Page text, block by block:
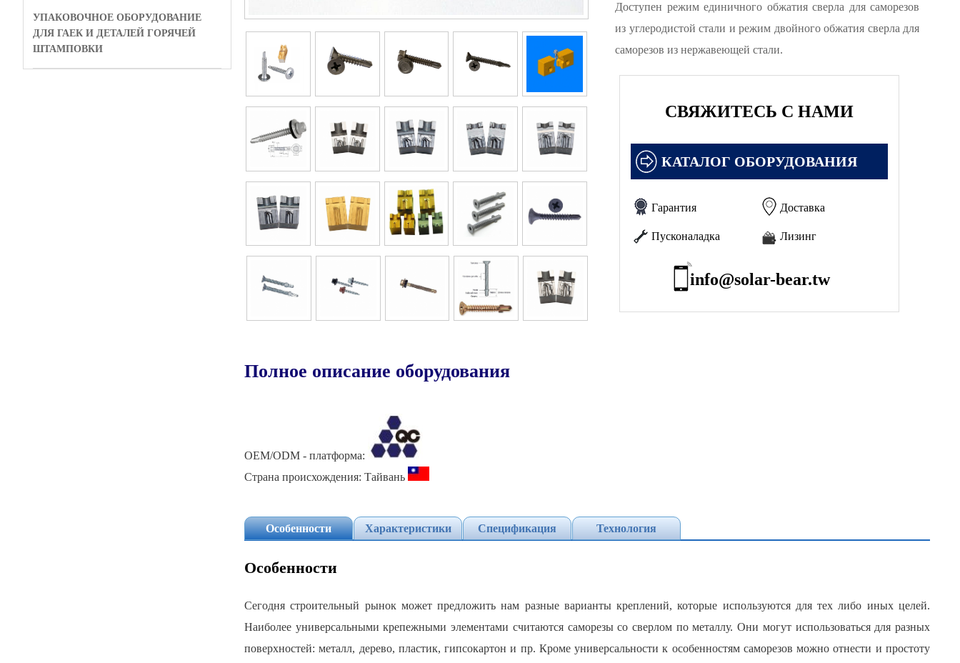
УПАКОВОЧНОЕ ОБОРУДОВАНИЕ
ДЛЯ ГАЕК И ДЕТАЛЕЙ ГОРЯЧЕЙ
ШТАМПОВКИ
Доступен режим единичного обжатия сверла для саморезов
из углеродистой стали и режим двойного обжатия сверла для
саморезов из нержавеющей стали.
СВЯЖИТЕСЬ С НАМИ
КАТАЛОГ ОБОРУДОВАНИЯ
Гарантия Доставка
Пусконаладка Лизинг
info@solar-bear.tw
OEM/ODM - платформа:
Страна происхождения: Тайвань
Особенности Характеристики Спецификация Технология
Особенности
Сегодня строительный рынок может предложить нам разные варианты креплений, которые используются для тех либо иных целей.
Наиболее универсальными крепежными элементами считаются саморезы со сверлом по металлу. Они могут использоваться для разных
поверхностей: металл, дерево, пластик, гипсокартон и пр. Кроме универсальности к особенностям саморезов можно отнести и простоту